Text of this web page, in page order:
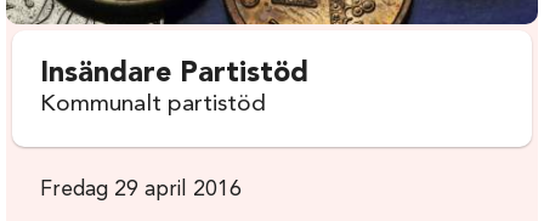
Insändare Partistöd
Kommunalt partistöd
Fredag 29 april 2016